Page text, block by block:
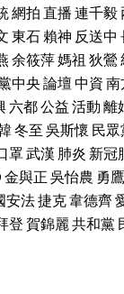
網拍直播連千毅
東石賴神 反送中
余筱萍媽祖 狄鶯
中央論壇中資南
六都公益活動離
冬至吳斯懷 民眾
罩武漢 肺炎 新冠
金與正吳怡農 勇鷹
安法捷克韋德齊
登賀錦麗共和黨